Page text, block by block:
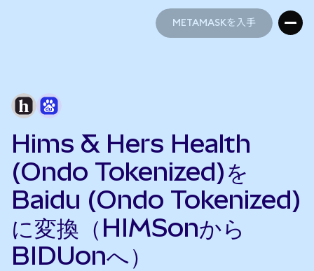
METAMASKを入手
Hims & Hers Health
(Ondo Tokenized)を
Baidu (Ondo Tokenized)
に変換（HIMSonから
BIDUonへ）